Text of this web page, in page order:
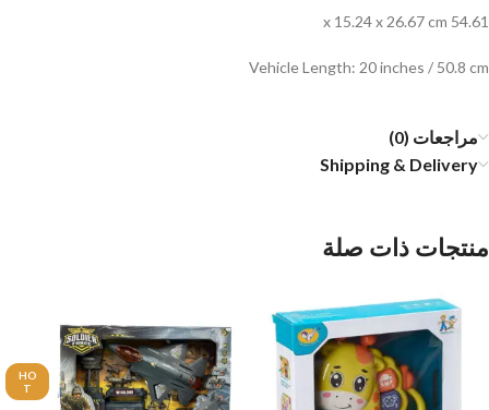
54.61 x 15.24 x 26.67 cm
Vehicle Length: 20 inches / 50.8 cm
مراجعات (0)
Shipping & Delivery
منتجات ذات صلة
HO
T